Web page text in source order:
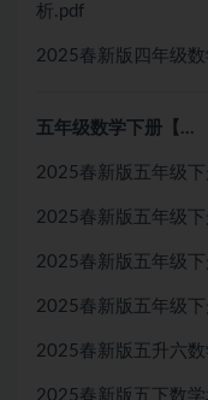
析.pdf
2025春新版四年级
五年级数学下册【…
2025春新版五年级下
2025春新版五年级
2025春新版五年级
2025春新版五年级
2025春新版五升六
2025春新版五下数